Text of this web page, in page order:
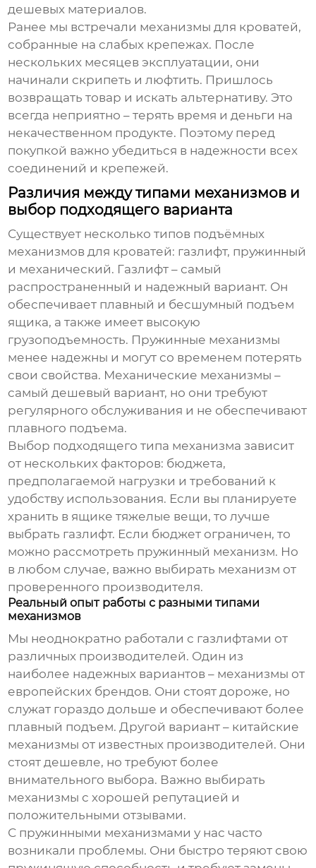
дешевых материалов.
Ранее мы встречали механизмы для кроватей,
собранные на слабых крепежах. После
нескольких месяцев эксплуатации, они
начинали скрипеть и люфтить. Пришлось
возвращать товар и искать альтернативу. Это
всегда неприятно – терять время и деньги на
некачественном продукте. Поэтому перед
покупкой важно убедиться в надежности всех
соединений и крепежей.
Различия между типами механизмов и
выбор подходящего варианта
Существует несколько типов подъёмных
механизмов для кроватей: газлифт, пружинный
и механический. Газлифт – самый
распространенный и надежный вариант. Он
обеспечивает плавный и бесшумный подъем
ящика, а также имеет высокую
грузоподъемность. Пружинные механизмы
менее надежны и могут со временем потерять
свои свойства. Механические механизмы –
самый дешевый вариант, но они требуют
регулярного обслуживания и не обеспечивают
плавного подъема.
Выбор подходящего типа механизма зависит
от нескольких факторов: бюджета,
предполагаемой нагрузки и требований к
удобству использования. Если вы планируете
хранить в ящике тяжелые вещи, то лучше
выбрать газлифт. Если бюджет ограничен, то
можно рассмотреть пружинный механизм. Но
в любом случае, важно выбирать механизм от
проверенного производителя.
Реальный опыт работы с разными типами
механизмов
Мы неоднократно работали с газлифтами от
различных производителей. Один из
наиболее надежных вариантов – механизмы от
европейских брендов. Они стоят дороже, но
служат гораздо дольше и обеспечивают более
плавный подъем. Другой вариант – китайские
механизмы от известных производителей. Они
стоят дешевле, но требуют более
внимательного выбора. Важно выбирать
механизмы с хорошей репутацией и
положительными отзывами.
С пружинными механизмами у нас часто
возникали проблемы. Они быстро теряют свою